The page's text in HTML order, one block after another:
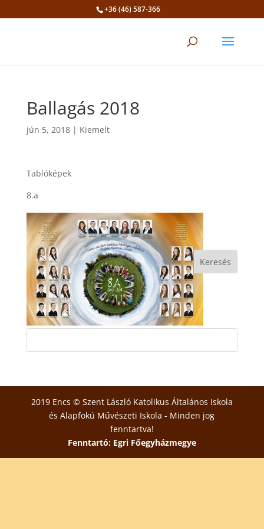
+36 (46) 587-366
Ballagás 2018
jún 5, 2018| Kiemelt
Tablóképek
8.a
2019 Encs © Szent László Katolikus Általános Iskola
és Alapfokú Művészeti Iskola - Minden jog
fenntartva!
Fenntartó: Egri Főegyházmegye